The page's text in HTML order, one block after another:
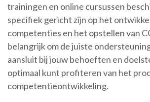
trainingen en online cursussen
specifiek gericht zijn op het
competenties en het opstellen van
belangrijk om de juiste
aansluit bij jouw behoeften en
optimaal kunt profiteren van het
competentieontwikkeling.